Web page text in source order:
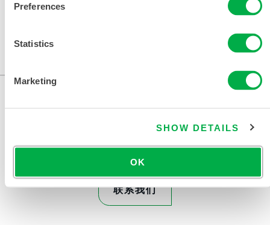
Preferences
Statistics
Marketing
SHOW DETAILS
OK
销售区域包括：美国、加拿大、墨西哥、南美洲、大洋
联系我们